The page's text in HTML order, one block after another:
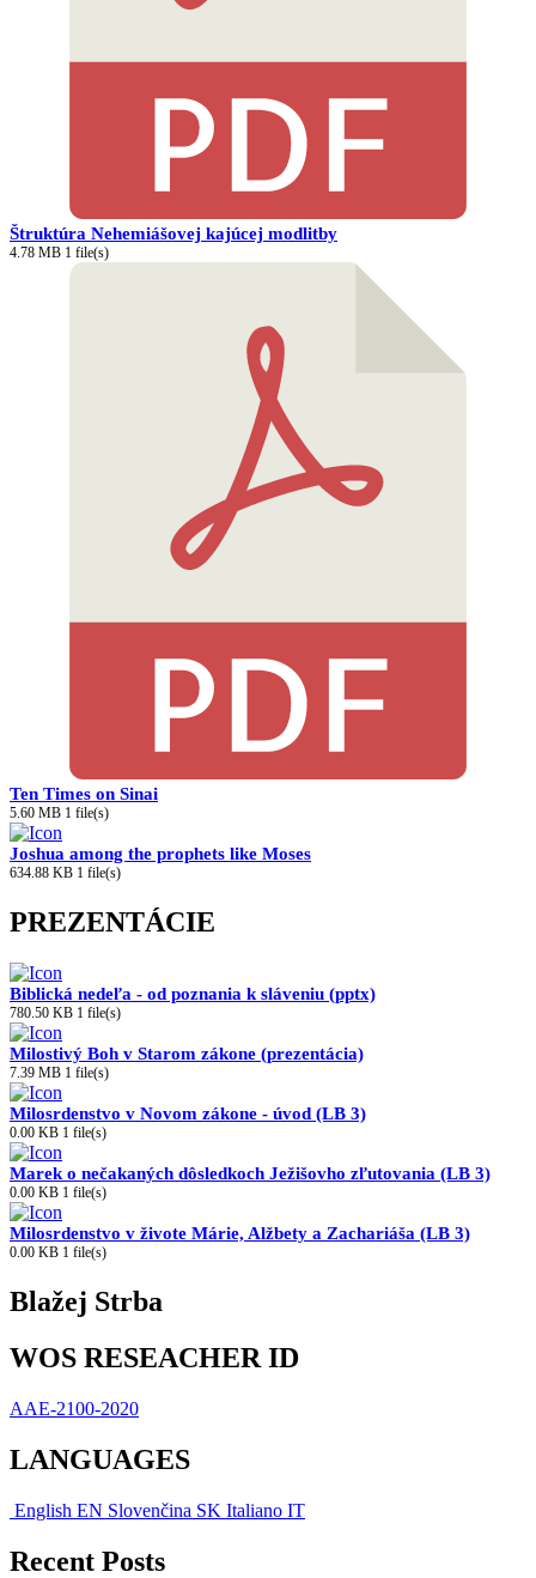
Štruktúra Nehemiášovej kajúcej modlitby
4.78 MB 1 file(s)
Ten Times on Sinai
5.60 MB 1 file(s)
Joshua among the prophets like Moses
634.88 KB 1 file(s)
PREZENTÁCIE
Biblická nedeľa - od poznania k sláveniu (pptx)
780.50 KB 1 file(s)
Milostivý Boh v Starom zákone (prezentácia)
7.39 MB 1 file(s)
Milosrdenstvo v Novom zákone - úvod (LB 3)
0.00 KB 1 file(s)
Marek o nečakaných dôsledkoch Ježišovho zľutovania (LB 3)
0.00 KB 1 file(s)
Milosrdenstvo v živote Márie, Alžbety a Zachariáša (LB 3)
0.00 KB 1 file(s)
Blažej Strba
WOS RESEACHER ID
AAE-2100-2020
LANGUAGES
English EN Slovenčina SK Italiano IT
Recent Posts